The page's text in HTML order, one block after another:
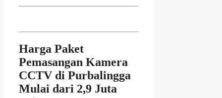
Harga Paket
Pemasangan Kamera
CCTV di Purbalingga
Mulai dari 2,9 Juta